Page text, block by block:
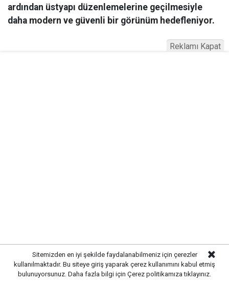
ardından üstyapı düzenlemelerine geçilmesiyle
daha modern ve güvenli bir görünüm hedefleniyor.
Sitemizden en iyi şekilde faydalanabilmeniz için çerezler
kullanılmaktadır. Bu siteye giriş yaparak çerez kullanımını kabul etmiş
bulunuyorsunuz. Daha fazla bilgi için Çerez politikamıza tıklayınız.
Reklamı Kapat